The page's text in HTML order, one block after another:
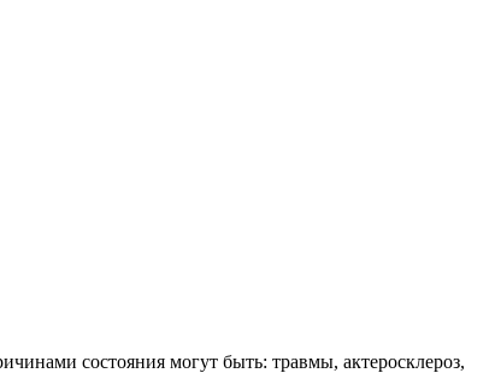
состояния могут быть: травмы, актеросклероз,